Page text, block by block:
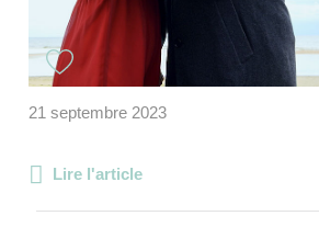
21 septembre 2023
Lire l'article